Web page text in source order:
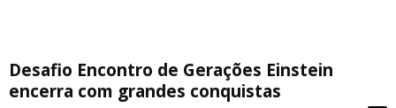
Desafio Encontro de Gerações Einstein
encerra com grandes conquistas